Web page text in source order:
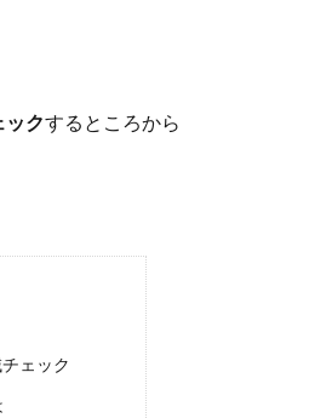
ックするところから
ェック